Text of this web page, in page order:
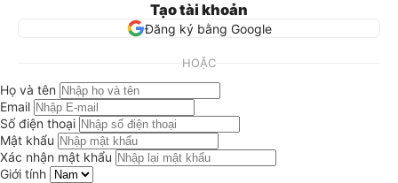
Tạo tài khoản
Đăng ký bằng Google
HOẶC
Họ và tên
Email
Số điện thoại
Mật khẩu
Xác nhận mật khẩu
Giới tính